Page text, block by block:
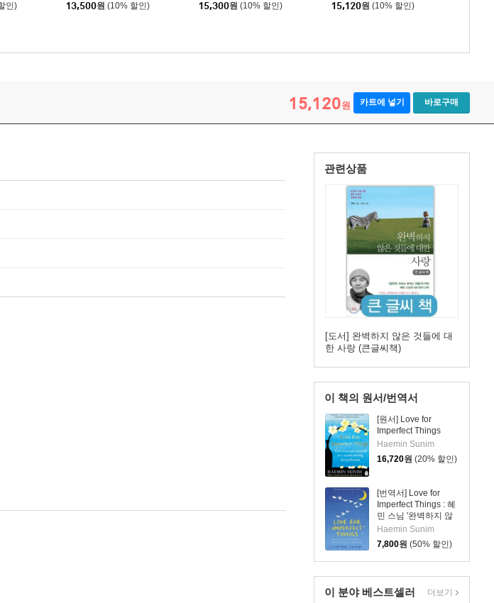
인)
13,500원 (10% 할인)
15,300원 (10% 할인)
15,120원 (10% 할인)
15,120원 카트에 넣기 바로구매
관련상품
[도서] 완벽하지 않은 것들에 대
한 사랑 (큰글씨책)
이 책의 원서/번역서
[원서] Love for
Imperfect Things
Haemin Sunim
16,720원 (20% 할인)
[번역서] Love for
Imperfect Things : 혜
민 스님 '완벽하지 않
은 것들에 대한 사랑'
영문판
Haemin Sunim
7,800원 (50% 할인)
이 분야 베스트셀러 더보기